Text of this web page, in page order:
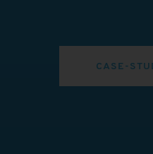
CASE-